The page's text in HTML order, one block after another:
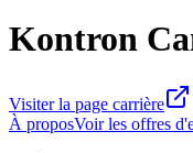
Kontron
Visiter la page carrière
À proposVoir les offres